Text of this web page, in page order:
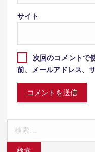
サイト
次回のコメントで
前、メールアドレス、